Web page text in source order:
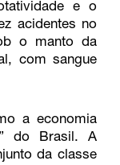
e o
acidentes no
o manto da
com sangue
a economia
do Brasil. A
da classe